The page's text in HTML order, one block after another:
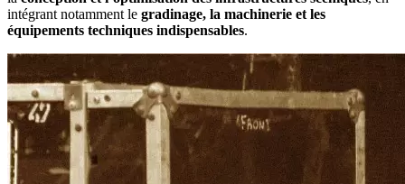
intégrant notamment le gradinage, la machinerie et les
équipements techniques indispensables.